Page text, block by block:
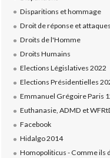
Disparitions et hommage
Droit de réponse et attaques
Droits de l'Homme
Droits Humains
Elections Législatives 2022
Elections Présidentielles
Emmanuel Grégoire Paris
Euthanasie, ADMD et
Facebook
Hidalgo 2014
Homopoliticus - Comme ils